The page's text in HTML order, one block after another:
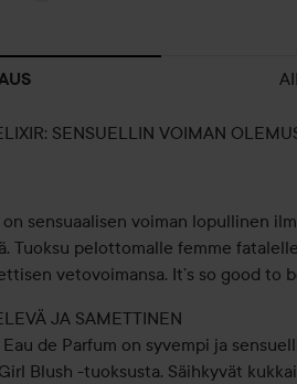
SENSUELLIN VOIMAN
sensuaalisen voiman lopullinen
Tuoksu pelottomalle femme
vetovoimansa. It’s so good to
JA SAMETTINEN
de Parfum on syvempi ja
Blush -tuoksusta. Säihkyvät